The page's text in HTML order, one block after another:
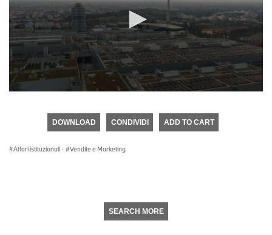
DOWNLOAD CONDIVIDI ADD TO CART
Affari istituzionali · Vendite e Marketing
SEARCH MORE